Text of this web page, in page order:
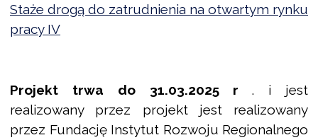
Staże drogą do zatrudnienia na otwartym rynku
pracy IV
Projekt trwa do 31.03.2025 r
. i jest
realizowany przez projekt jest realizowany
przez Fundację Instytut Rozwoju Regionalnego